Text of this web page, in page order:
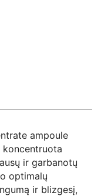
ampoule
ir garbanotų
optimalų
ir blizgesį,